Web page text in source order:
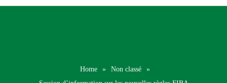
Home » Non classé
»